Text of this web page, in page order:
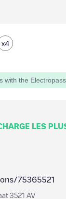
x4
with the Electropass
LES
75365521
3521 AV